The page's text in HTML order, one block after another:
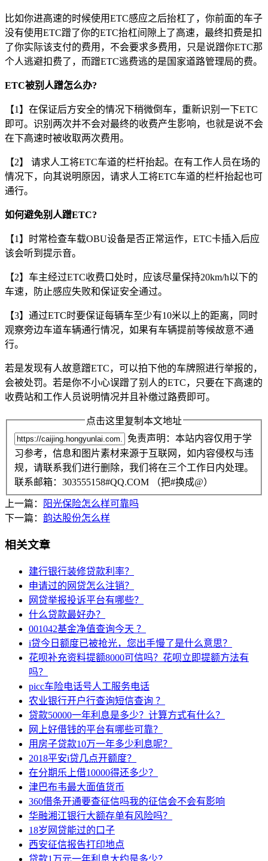
比如你进高速的时候使用ETC感应之后抬杠了，你前面的车子
没有使用ETC蹭了你的ETC抬杠间隙上了高速，最终扣费是扣
了你实际该支付的费用，不会要求多费用，只是说蹭你ETC那
个人逃避扣费了，而蹭ETC逃费逃的是国家道路管理局的费。
ETC被别人蹭怎么办?
【1】在保证后方安全的情况下稍微倒车，重新识别一下ETC
即可。识别两次并不会对最终的收费产生影响，也就是说不会
在下高速时被收取两次费用。
【2】 请求人工将ETC车道的栏杆抬起。在有工作人员在场的
情况下，向其说明原因，请求人工将ETC车道的栏杆抬起也可
通行。
如何避免别人蹭ETC?
【1】时常检查车载OBU设备是否正常运作，ETC卡插入后应
该会听到提示音。
【2】车主经过ETC收费口处时，应该尽量保持20km/h以下的
车速，防止感应失败和保证安全通过。
【3】通过ETC时要保证每辆车至少有10米以上的距离，同时
观察旁边车道车辆通行情况，如果有车辆提前等候故意不通
行。
若是发现有人故意蹭ETC，可以拍下他的车牌照进行举报的，
会被处罚。若是你不小心误蹭了别人的ETC，只要在下高速的
收费站和工作人员说明情况并且补缴过路费即可。
点击这里复制本文地址
免责声明：本站内容仅用于学
习参考，信息和图片素材来源于互联网，如内容侵权与违
规，请联系我们进行删除，我们将在三个工作日内处理。
联系邮箱：303555158#QQ.COM （把#换成@）
上一篇：
阳光保险怎么样可靠吗
下一篇： 韵达股份怎么样
相关文章
建行银行装修贷款利率？
申请过的网贷怎么注销？
网贷举报投诉平台有哪些？
什么贷款最好办？
001042基金净值查询今天 ？
i贷今日额度已被抢光，您出手慢了是什么意思？
花呗补充资料提额8000可信吗？花呗立即提额方法有
吗？
picc车险电话号人工服务电话
农业银行开户行查询短信查询 ？
贷款50000一年利息是多少？计算方式有什么？
网上好借钱的平台有哪些可靠？
用房子贷款10万一年多少利息呢？
2018平安i贷几点开额度？
在分期乐上借10000得还多少？
津巴布韦最大面值货币
360借条开通要查征信吗我的征信会不会有影响
华融湘江银行大额存单有风险吗？
18岁网贷能过的口子
西安征信报告打印地点
贷款1万元一年利息大约是多少？